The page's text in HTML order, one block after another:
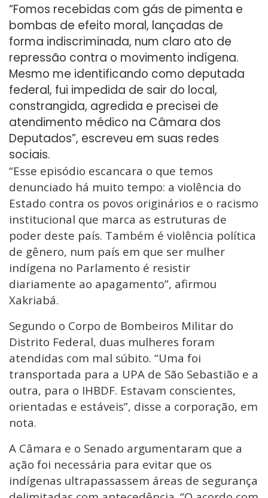
“Fomos recebidas com gás de pimenta e
bombas de efeito moral, lançadas de
forma indiscriminada, num claro ato de
repressão contra o movimento indígena.
Mesmo me identificando como deputada
federal, fui impedida de sair do local,
constrangida, agredida e precisei de
atendimento médico na Câmara dos
Deputados”, escreveu em suas redes
sociais.
“Esse episódio escancara o que temos
denunciado há muito tempo: a violência do
Estado contra os povos originários e o racismo
institucional que marca as estruturas de
poder deste país. Também é violência política
de gênero, num país em que ser mulher
indígena no Parlamento é resistir
diariamente ao apagamento”, afirmou
Xakriabá.
Segundo o Corpo de Bombeiros Militar do
Distrito Federal, duas mulheres foram
atendidas com mal súbito. “Uma foi
transportada para a UPA de São Sebastião e a
outra, para o IHBDF. Estavam conscientes,
orientadas e estáveis”, disse a corporação, em
nota.
A Câmara e o Senado argumentaram que a
ação foi necessária para evitar que os
indígenas ultrapassassem áreas de segurança